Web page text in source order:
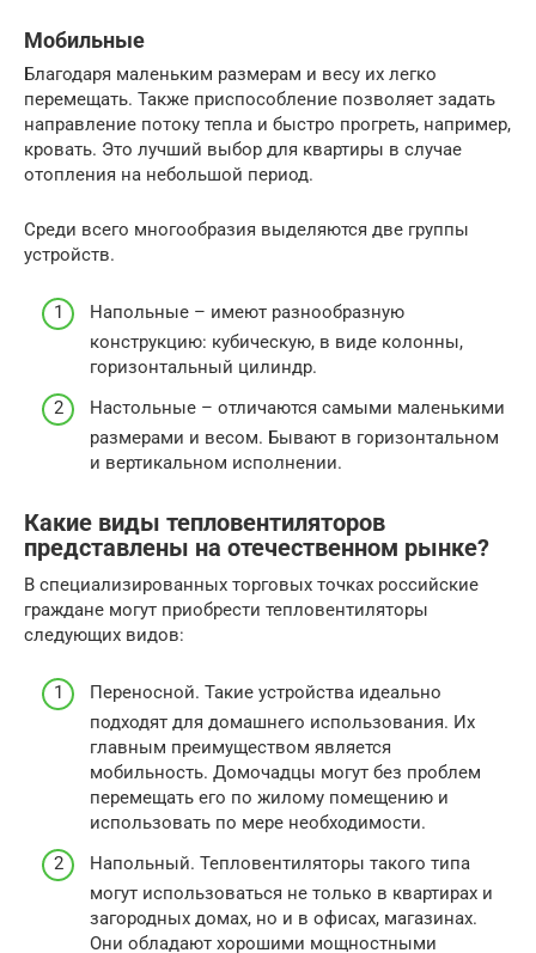
Мобильные
Благодаря маленьким размерам и весу их легко
перемещать. Также приспособление позволяет задать
направление потоку тепла и быстро прогреть, например,
кровать. Это лучший выбор для квартиры в случае
отопления на небольшой период.
Среди всего многообразия выделяются две группы
устройств.
Напольные – имеют разнообразную
конструкцию: кубическую, в виде колонны,
горизонтальный цилиндр.
Настольные – отличаются самыми маленькими
размерами и весом. Бывают в горизонтальном
и вертикальном исполнении.
Какие виды тепловентиляторов
представлены на отечественном рынке?
В специализированных торговых точках российские
граждане могут приобрести тепловентиляторы
следующих видов:
Переносной. Такие устройства идеально
подходят для домашнего использования. Их
главным преимуществом является
мобильность. Домочадцы могут без проблем
перемещать его по жилому помещению и
использовать по мере необходимости.
Напольный. Тепловентиляторы такого типа
могут использоваться не только в квартирах и
загородных домах, но и в офисах, магазинах.
Они обладают хорошими мощностными